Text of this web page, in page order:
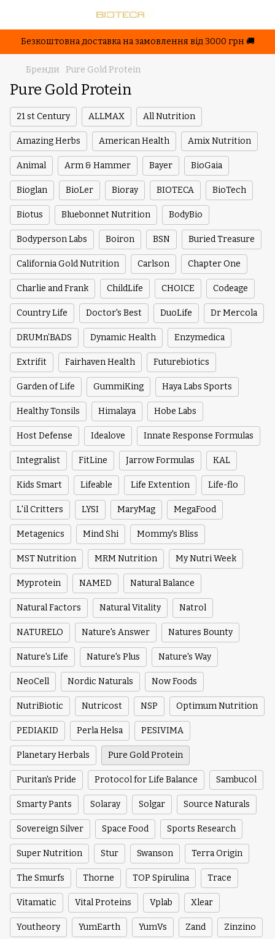
Безкоштовна доставка на замовлення від 3000 грн 🚚
Бренди Pure Gold Protein
Pure Gold Protein
21 st Century ALLMAX All Nutrition
Amazing Herbs American Health Amix Nutrition
Animal Arm & Hammer Bayer BioGaia
Bioglan BioLer Bioray BIOTECA BioTech
Biotus Bluebonnet Nutrition BodyBio
Bodyperson Labs Boiron BSN Buried Treasure
California Gold Nutrition Carlson Chapter One
Charlie and Frank ChildLife CHOICE Codeage
Country Life Doctor's Best DuoLife Dr Mercola
DRUMn’BADS Dynamic Health Enzymedica
Extrifit Fairhaven Health Futurebiotics
Garden of Life GummiKing Haya Labs Sports
Healthy Tonsils Himalaya Hobe Labs
Host Defense Idealove Innate Response Formulas
Integralist FitLine Jarrow Formulas KAL
Kids Smart Lifeable Life Extention Life-flo
L'il Critters LYSI MaryMag MegaFood
Metagenics Mind Shi Mommy's Bliss
MST Nutrition MRM Nutrition My Nutri Week
Myprotein NAMED Natural Balance
Natural Factors Natural Vitality Natrol
NATURELO Nature's Answer Natures Bounty
Nature's Life Nature's Plus Nature's Way
NeoCell Nordic Naturals Now Foods
NutriBiotic Nutricost NSP Optimum Nutrition
PEDIAKID Perla Helsa PESIVIMA
Planetary Herbals Pure Gold Protein
Puritan's Pride Protocol for Life Balance Sambucol
Smarty Pants Solaray Solgar Source Naturals
Sovereign Silver Space Food Sports Research
Super Nutrition Stur Swanson Terra Origin
The Smurfs Thorne TOP Spirulina Trace
Vitamatic Vital Proteins Vplab Xlear
Youtheory YumEarth YumVs Zand Zinzino